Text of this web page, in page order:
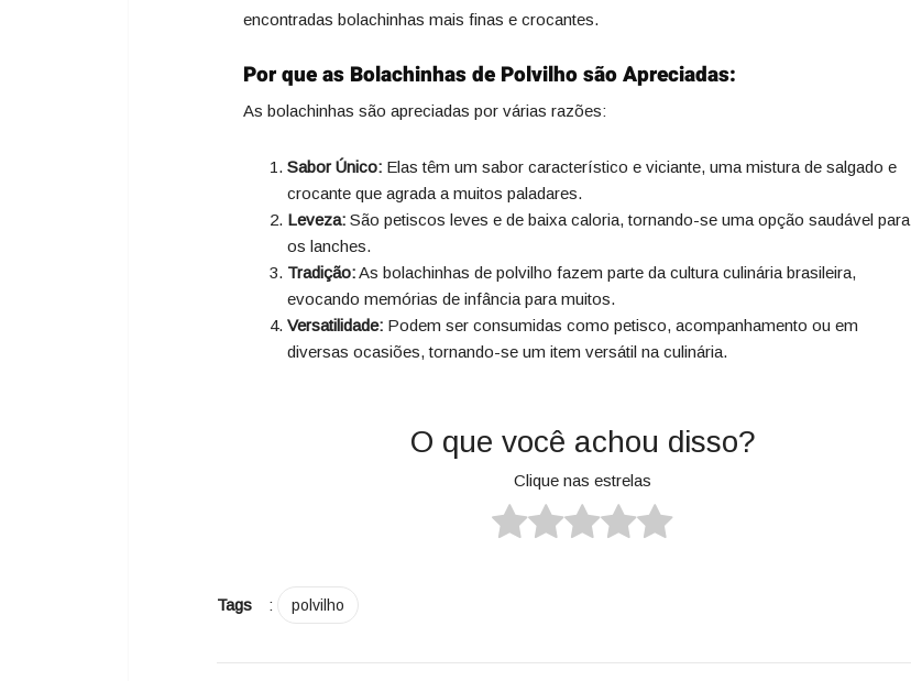
encontradas bolachinhas mais finas e crocantes.
Por que as Bolachinhas de Polvilho são Apreciadas:
As bolachinhas são apreciadas por várias razões:
Sabor Único: Elas têm um sabor característico e viciante, uma mistura de salgado e
crocante que agrada a muitos paladares.
Leveza: São petiscos leves e de baixa caloria, tornando-se uma opção saudável para
os lanches.
Tradição:As bolachinhas de polvilho fazem parte da cultura culinária brasileira,
evocando memórias de infância para muitos.
Versatilidade: Podem ser consumidas como petisco, acompanhamento ou em
diversas ocasiões, tornando-se um item versátil na culinária.
O que você achou disso?
Clique nas estrelas
Tags : polvilho